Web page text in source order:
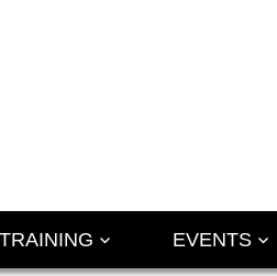
TRAINING EVENTS